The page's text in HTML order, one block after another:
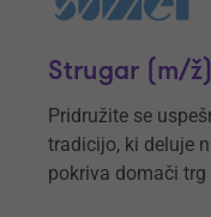
Strugar (m/ž)
Pridružite se
tradicijo, ki deluje
pokriva domači trg